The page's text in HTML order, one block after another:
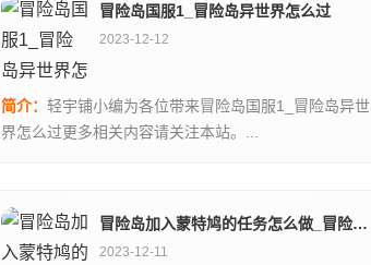
冒险岛国服1_冒险岛异世界怎么过
2023-12-12
简介：轻宇铺小编为各位带来冒险岛国服1_冒险岛异世
界怎么过更多相关内容请关注本站。...
冒险岛加入蒙特鸠的任务怎么做_冒险岛火花属性最好的职业
2023-12-11